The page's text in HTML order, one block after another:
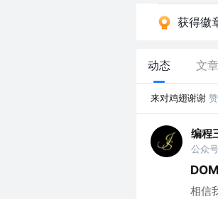
获得徽
动态 文章
来对鸡翅谢谢
编程
公众
相信